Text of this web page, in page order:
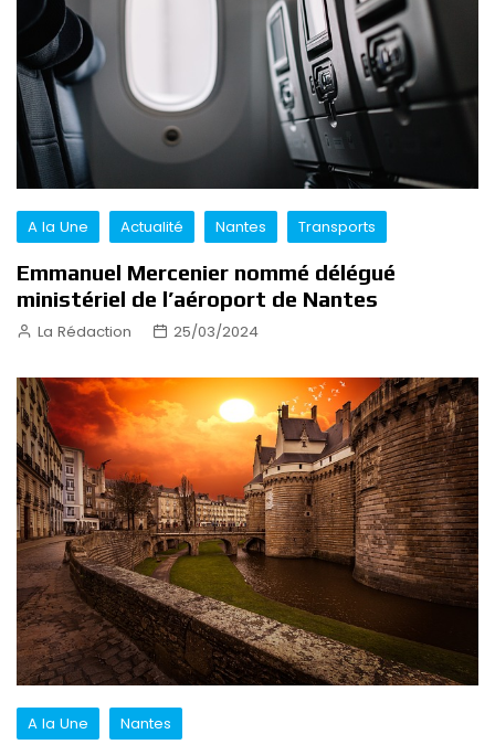
A la Une Actualité Nantes Transports
Emmanuel Mercenier nommé délégué
ministériel de l’aéroport de Nantes
La Rédaction 25/03/2024
A la Une Nantes